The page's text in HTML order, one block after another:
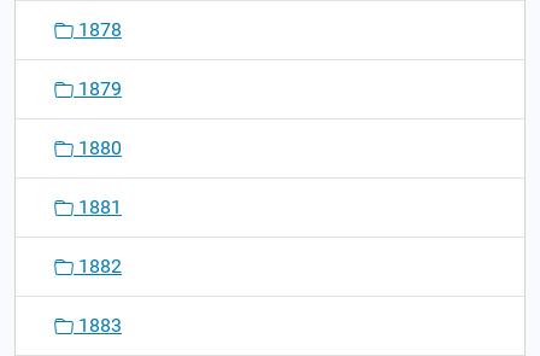
1878
1879
1880
1881
1882
1883